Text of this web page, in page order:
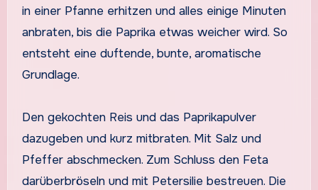
in einer Pfanne erhitzen und alles einige Minuten
anbraten, bis die Paprika etwas weicher wird. So
entsteht eine duftende, bunte, aromatische
Grundlage.
Den gekochten Reis und das Paprikapulver
dazugeben und kurz mitbraten. Mit Salz und
Pfeffer abschmecken. Zum Schluss den Feta
darüberbröseln und mit Petersilie bestreuen. Die